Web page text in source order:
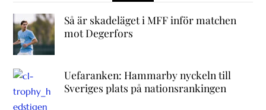
Så är skadeläget i MFF inför matchen
mot Degerfors
Uefaranken: Hammarby nyckeln till
Sveriges plats på nationsrankingen